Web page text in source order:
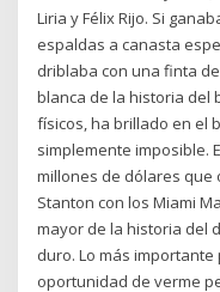
Liria y Félix Rijo. Si
espaldas a canasta
driblaba con una finta
blanca de la historia del
físicos, ha brillado en el
simplemente imposible.
millones de dólares que
Stanton con los Miami
mayor de la historia del
duro. Lo más
oportunidad de verme